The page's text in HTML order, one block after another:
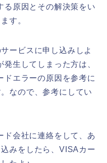
る原因とその解決策をい
す。
ービスに申し込みしよ
生してしまった方は、
ドエラーの原因を参考に
なので、参考にしてい
ド会社に連絡をして、あ
みをしたら、VISAカー